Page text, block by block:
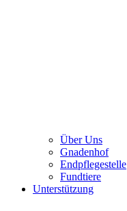
Über Uns
Gnadenhof
Endpflegestelle
Fundtiere
Unterstützung